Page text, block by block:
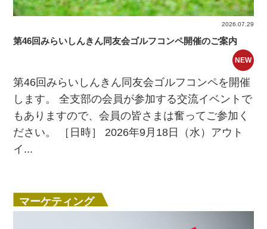
2026.07.29
第46回みらいしんきん同友会ゴルフコンペ開催のご案内
NEW
第46回みらいしんきん同友会ゴルフコンペを開催
します。 全支部の会員が参加する交流イベントで
もありますので、会員の皆さまは奮ってご参加く
ださい。 ［日時］ 2026年9月18日（水）アウト
イ...
マーケティング